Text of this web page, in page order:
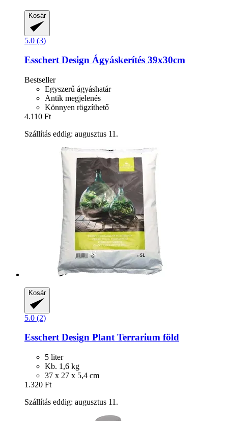
Kosár
5.0 (3)
Esschert Design Ágyáskerítés 39x30cm
Bestseller
Egyszerű ágyáshatár
Antik megjelenés
Könnyen rögzíthető
4.110 Ft
Szállítás eddig: augusztus 11.
Kosár
5.0 (2)
Esschert Design Plant Terrarium föld
5 liter
Kb. 1,6 kg
37 x 27 x 5,4 cm
1.320 Ft
Szállítás eddig: augusztus 11.